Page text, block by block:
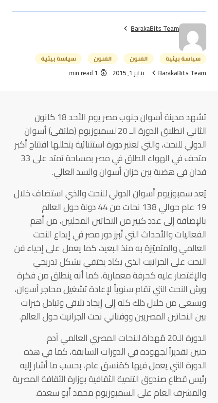
BarakaBits Team
سياسة بيئية الفنون الفنون سياسة بيئية
BarakaBits Team يناير 1, 2015 1 min read
تشهد مدينة أسوان جنوب مصر يوم الأحد 18 كانون
الثاني انطلاق الدورة الـ 20 لسمبوزيوم (ملتقى) أسوان
الدولي للنحت، والتي تعتبر دورة استثنائية يتخللها افتتاح أكبر
متحف في الهواء الطلق في مصر بمساحة تمتد على 33
فدان في هضبة بين خزان أسوان والسد العالي.
يُعد سمبوزيوم أسوان الدولي للنحت والذي استضاف خلال
19 عام حوالي 138 نحات من 44 دولة حول العالم
بالإضافة إلى عدد كبير من النحاتين المحليين، من أهم
الفعاليات والأحداث التي تُبرز دور مصر في إبداع النحت
العالمي والمتميّزة به منذ البعيد، كما يعمل على إحياء فن
النحت على الجرانيت الذي يكاد يختفي بشكل تدريجي
والإقتصار عليه كحرفة معمارية، كما أنه ينطلق من فكرة
ورش النحت التي تقام سنوياً لإعادة تشغيل محاجر أسوان،
ويسعى من خلال ذلك كله إلى إيجاد تلاقي وتبادل خبرات
بين النحاتين المصريين ووفناني نحت الجرانيت حول العالم.
الدورة الـ20 مُهداة للنحات المصري العالمي آدم
حنين تقديراً لجهوده في الدورات السابقة، كما في هذه
الدورة التي يعمل فيها كمُنسق عام، بحسب ما أشار إليه
رئيس قطاع صندوق التنمية الثقافية بوزارة الثقافة المصرية
والمشرف العام على السمبوزيوم محمد أبو سعدة.